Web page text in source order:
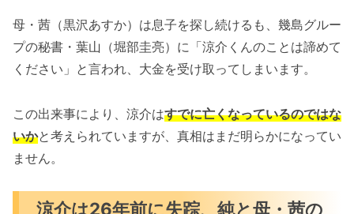
母・茜（黒沢あすか）は息子を探し続けるも、幾島グルー
プの秘書・葉山（堀部圭亮）に「涼介くんのことは諦めて
ください」と言われ、大金を受け取ってしまいます。
この出来事により、涼介はすでに亡くなっているのではな
いかと考えられていますが、真相はまだ明らかになってい
ません。
涼介は26年前に失踪、純と母・茜の